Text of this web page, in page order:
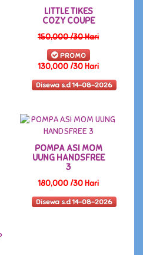
LITTLE TIKES
COZY COUPE
150,000 /30 Hari
PROMO
130,000 /30 Hari
Disewa s.d 14-08-2026
POMPA ASI MOM
UUNG HANDSFREE
3
180,000 /30 Hari
Disewa s.d 14-08-2026